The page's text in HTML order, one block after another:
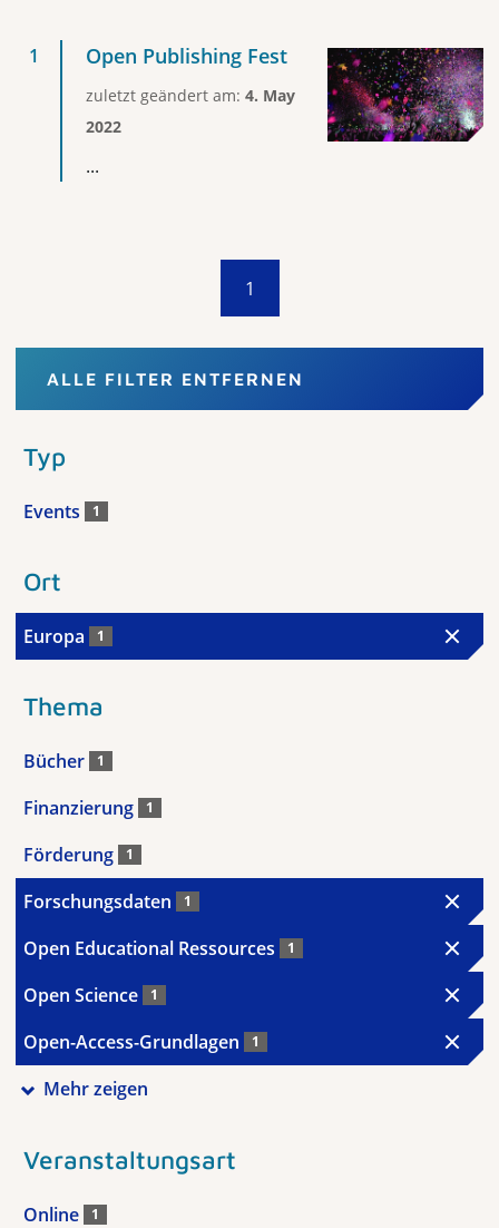
Open Publishing Fest
zuletzt geändert am: 4. May
2022
...
1
ALLE FILTER ENTFERNEN
Typ
Events 1
Ort
Europa 1
Thema
Bücher 1
Finanzierung 1
Förderung 1
Forschungsdaten 1
Open Educational Ressources 1
Open Science 1
Open-Access-Grundlagen 1
Mehr zeigen
Veranstaltungsart
Online 1